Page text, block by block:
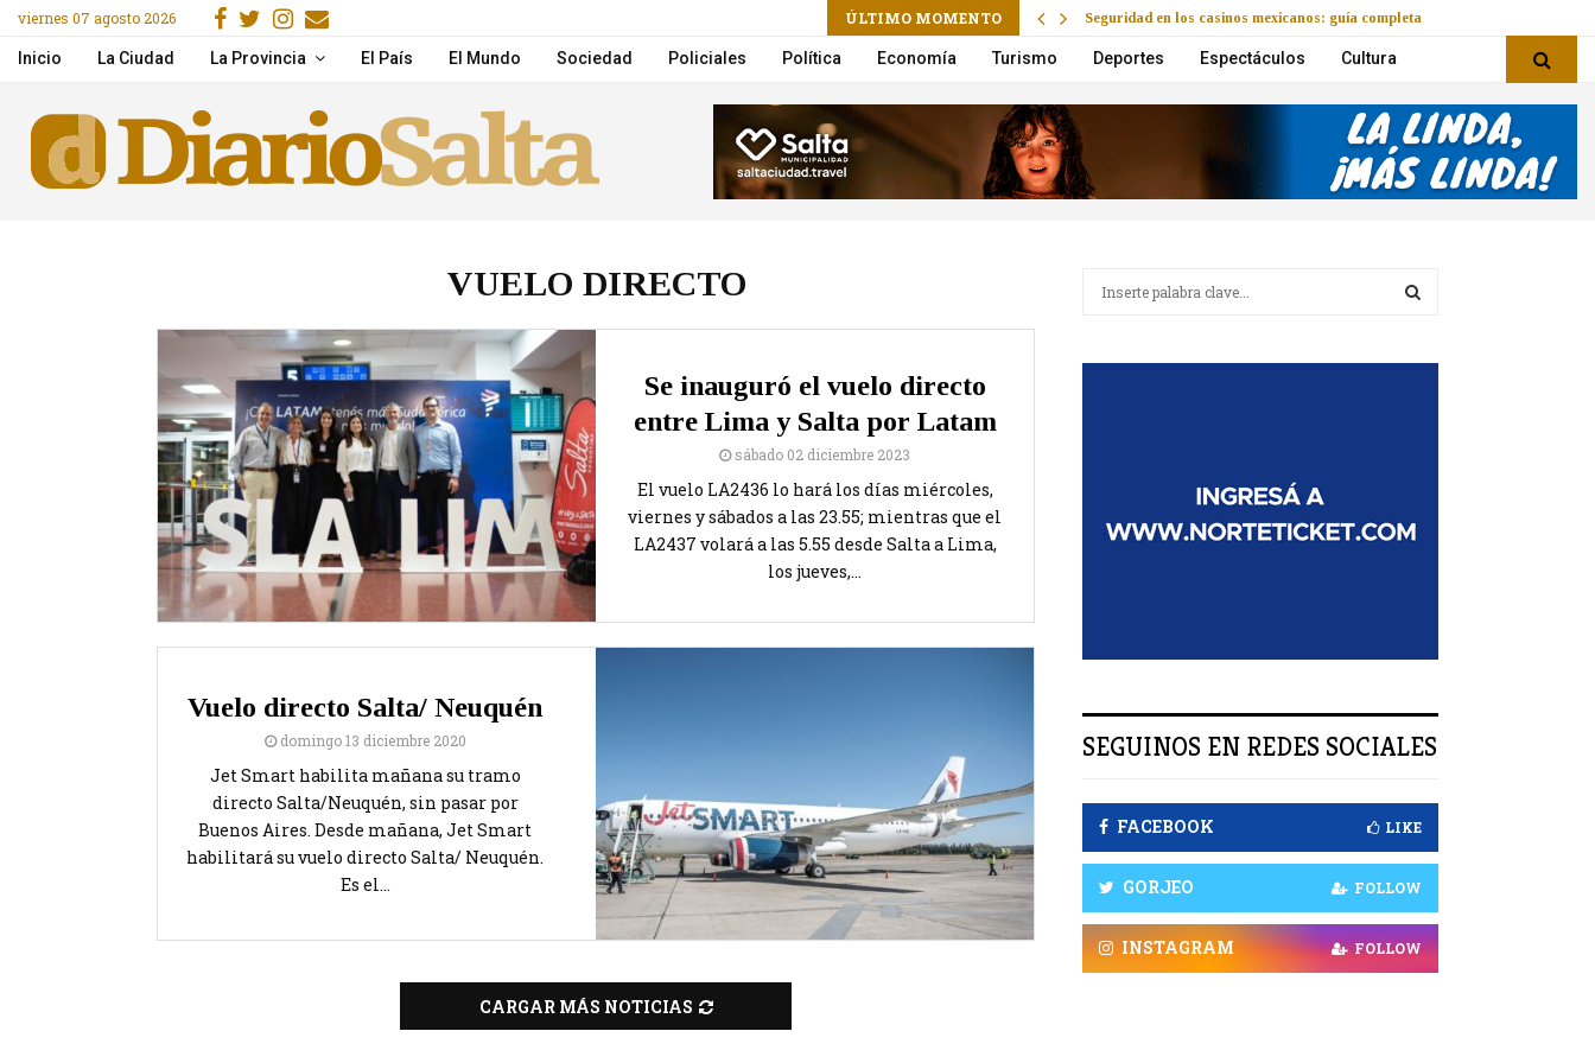
viernes 07 agosto 2026 ÚLTIMO MOMENTO Seguridad en los casinos mexicanos: guía completa
Facebook
Gorjeo
Instagram
Email
Inicio La Ciudad La Provincia El País El Mundo Sociedad Policiales Política Economía Turismo Deportes Espectáculos Cultura
VUELO DIRECTO
Se inauguró el vuelo directo
entre Lima y Salta por Latam
sábado 02 diciembre 2023
El vuelo LA2436 lo hará los días miércoles,
viernes y sábados a las 23.55; mientras que el
LA2437 volará a las 5.55 desde Salta a Lima,
los jueves,...
Vuelo directo Salta/ Neuquén
domingo 13 diciembre 2020
Jet Smart habilita mañana su tramo
directo Salta/Neuquén, sin pasar por
Buenos Aires. Desde mañana, Jet Smart
habilitará su vuelo directo Salta/ Neuquén.
Es el...
CARGAR MÁS NOTICIAS
A
SEGUINOS EN REDES SOCIALES
FACEBOOK LIKE
GORJEO FOLLOW
INSTAGRAM FOLLOW